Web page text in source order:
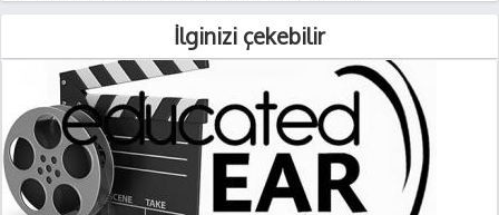
İlginizi çekebilir